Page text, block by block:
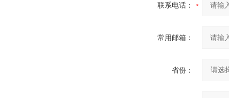
联系电话：
常用邮箱：
省份：